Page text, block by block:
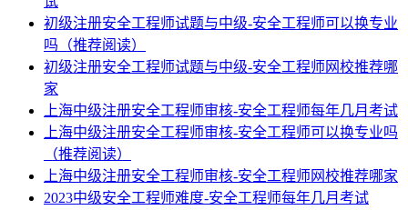
初级注册安全工程师试题与中级-安全工程师可以换专业
吗（推荐阅读）
初级注册安全工程师试题与中级-安全工程师网校推荐哪
家
上海中级注册安全工程师审核-安全工程师每年几月考试
上海中级注册安全工程师审核-安全工程师可以换专业吗
（推荐阅读）
上海中级注册安全工程师审核-安全工程师网校推荐哪家
2023中级安全工程师难度-安全工程师每年几月考试